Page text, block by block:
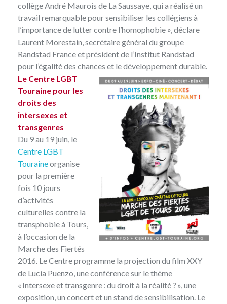
collège André Maurois de La Saussaye, qui a réalisé un
travail remarquable pour sensibiliser les collégiens à
l’importance de lutter contre l’homophobie », déclare
Laurent Morestain, secrétaire général du groupe
Randstad France et président de l’Institut Randstad
pour l’égalité des chances et le développement durable.
Le Centre LGBT
Touraine pour les
droits des
intersexes et
transgenres
Du 9 au 19 juin, le
Centre LGBT
Touraineorganise
pour la première
fois 10 jours
d’activités
culturelles contre la
transphobie à Tours,
à l’occasion de la
Marche des Fiertés
2016. Le Centre programme la projection du film XXY
de Lucia Puenzo, une conférence sur le thème
« Intersexe et transgenre : du droit à la réalité ? », une
exposition, un concert et un stand de sensibilisation. Le